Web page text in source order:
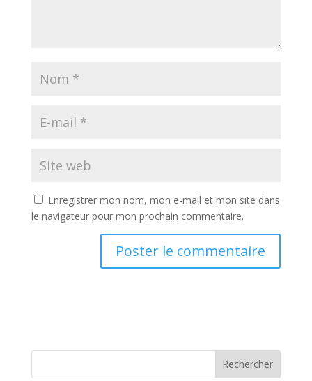
Enregistrer mon nom, mon e-mail et mon site dans
le navigateur pour mon prochain commentaire.
Rechercher